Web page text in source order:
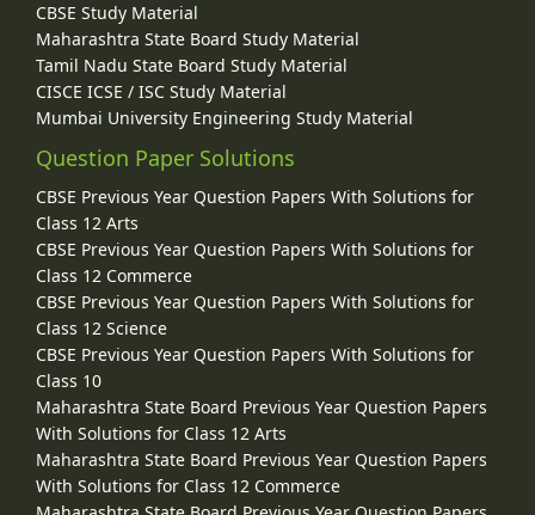
CBSE Study Material
Maharashtra State Board Study Material
Tamil Nadu State Board Study Material
CISCE ICSE / ISC Study Material
Mumbai University Engineering Study Material
Question Paper Solutions
CBSE Previous Year Question Papers With Solutions for
Class 12 Arts
CBSE Previous Year Question Papers With Solutions for
Class 12 Commerce
CBSE Previous Year Question Papers With Solutions for
Class 12 Science
CBSE Previous Year Question Papers With Solutions for
Class 10
Maharashtra State Board Previous Year Question Papers
With Solutions for Class 12 Arts
Maharashtra State Board Previous Year Question Papers
With Solutions for Class 12 Commerce